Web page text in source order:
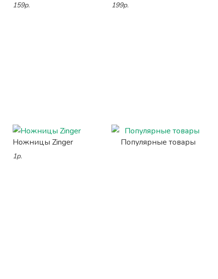
159р. 199р.
Ножницы Zinger
1р.
Популярные товары